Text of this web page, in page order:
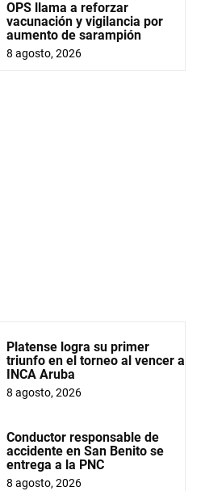
OPS llama a reforzar
vacunación y vigilancia por
aumento de sarampión
8 agosto, 2026
Platense logra su primer
triunfo en el torneo al vencer a
INCA Aruba
8 agosto, 2026
Conductor responsable de
accidente en San Benito se
entrega a la PNC
8 agosto, 2026